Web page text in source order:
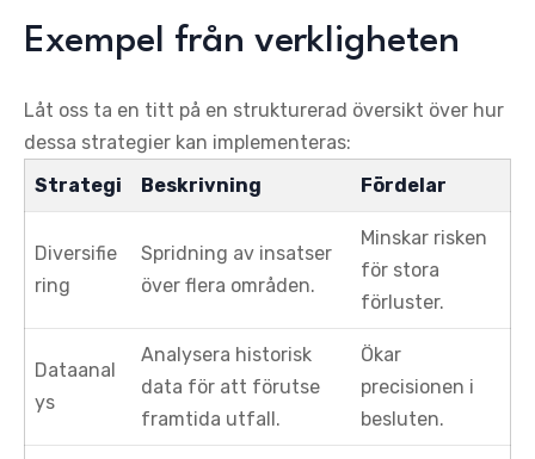
Exempel från verkligheten
Låt oss ta en titt på en strukturerad översikt över hur
dessa strategier kan implementeras:
Strategi
Beskrivning Fördelar
Diversifie
ring
Spridning av insatser
över flera områden.
Minskar risken
för stora
förluster.
Dataanal
ys
Analysera historisk
data för att förutse
framtida utfall.
Ökar
precisionen i
besluten.